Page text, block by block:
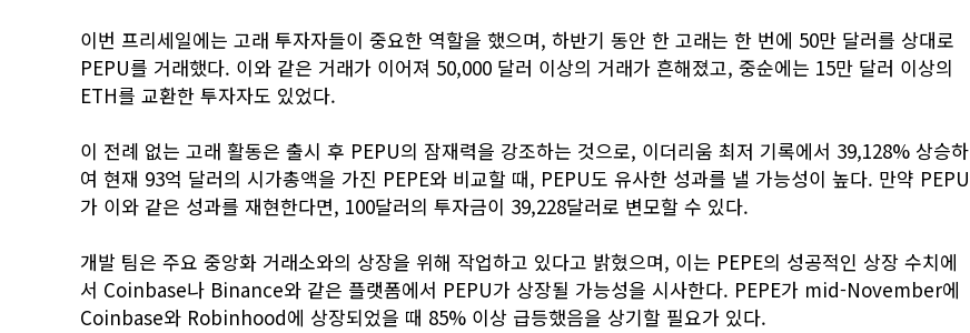
이번 프리세일에는 고래 투자자들이 중요한 역할을 했으며, 하반기 동안 한 고래는 한 번에 50만 달러를 상대로
PEPU를 거래했다. 이와 같은 거래가 이어져 50,000 달러 이상의 거래가 흔해졌고, 중순에는 15만 달러 이상의
ETH를 교환한 투자자도 있었다.
이 전례 없는 고래 활동은 출시 후 PEPU의 잠재력을 강조하는 것으로, 이더리움 최저 기록에서 39,128% 상승하
여 현재 93억 달러의 시가총액을 가진 PEPE와 비교할 때, PEPU도 유사한 성과를 낼 가능성이 높다. 만약 PEPU
가 이와 같은 성과를 재현한다면, 100달러의 투자금이 39,228달러로 변모할 수 있다.
개발 팀은 주요 중앙화 거래소와의 상장을 위해 작업하고 있다고 밝혔으며, 이는 PEPE의 성공적인 상장 수치에
서 Coinbase나 Binance와 같은 플랫폼에서 PEPU가 상장될 가능성을 시사한다. PEPE가 mid-November에
Coinbase와 Robinhood에 상장되었을 때 85% 이상 급등했음을 상기할 필요가 있다.